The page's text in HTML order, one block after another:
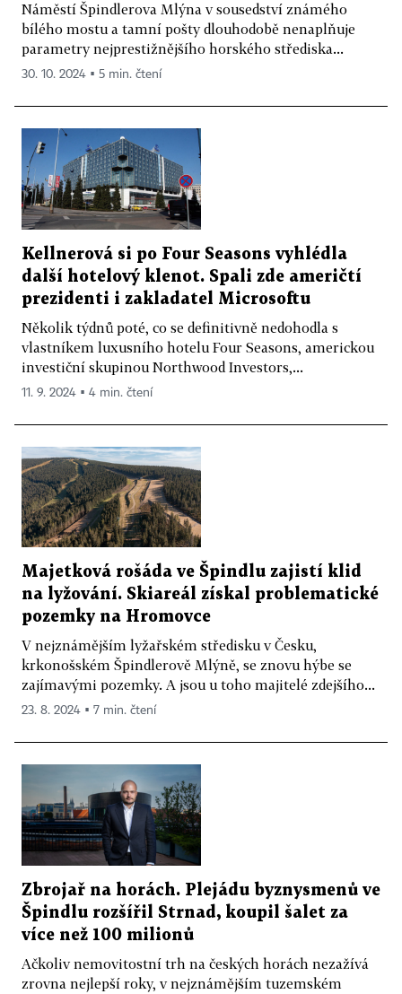
Náměstí Špindlerova Mlýna v sousedství známého
bílého mostu a tamní pošty dlouhodobě nenaplňuje
parametry nejprestižnějšího horského střediska...
30. 10. 2024 ▪ 5 min. čtení
Kellnerová si po Four Seasons vyhlédla
další hotelový klenot. Spali zde američtí
prezidenti i zakladatel Microsoftu
Několik týdnů poté, co se definitivně nedohodla s
vlastníkem luxusního hotelu Four Seasons, americkou
investiční skupinou Northwood Investors,...
11. 9. 2024 ▪ 4 min. čtení
Majetková rošáda ve Špindlu zajistí klid
na lyžování. Skiareál získal problematické
pozemky na Hromovce
V nejznámějším lyžařském středisku v Česku,
krkonošském Špindlerově Mlýně, se znovu hýbe se
zajímavými pozemky. A jsou u toho majitelé zdejšího...
23. 8. 2024 ▪ 7 min. čtení
Zbrojař na horách. Plejádu byznysmenů ve
Špindlu rozšířil Strnad, koupil šalet za
více než 100 milionů
Ačkoliv nemovitostní trh na českých horách nezažívá
zrovna nejlepší roky, v nejznámějším tuzemském